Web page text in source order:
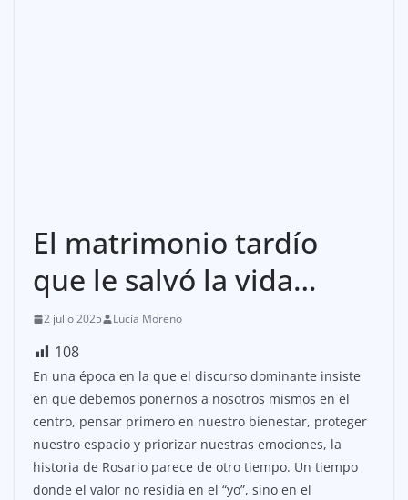
El matrimonio tardío
que le salvó la vida…
2 julio 2025 Lucía Moreno
108
En una época en la que el discurso dominante insiste
en que debemos ponernos a nosotros mismos en el
centro, pensar primero en nuestro bienestar, proteger
nuestro espacio y priorizar nuestras emociones, la
historia de Rosario parece de otro tiempo. Un tiempo
donde el valor no residía en el “yo”, sino en el